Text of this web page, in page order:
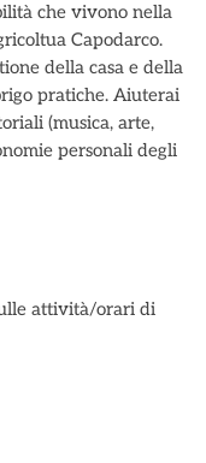
che vivono nella
Capodarco.
della casa e della
pratiche. Aiuterai
(musica, arte,
personali degli
attività/orari di